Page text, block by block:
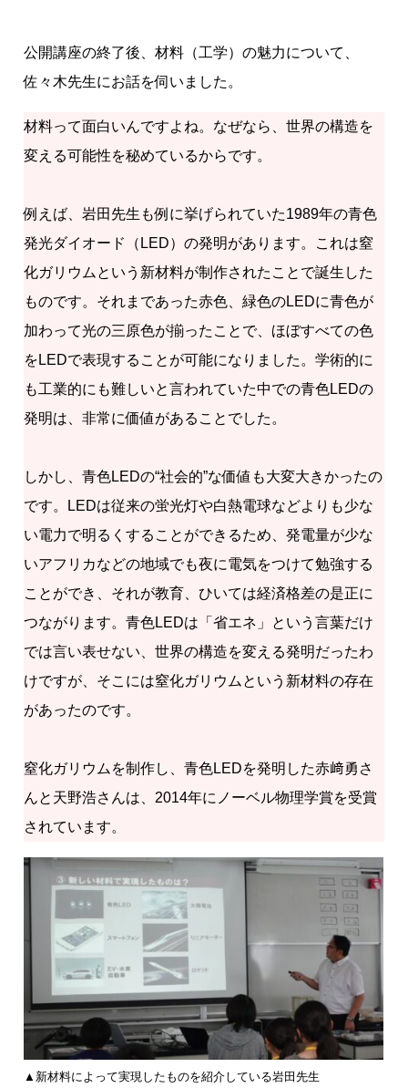
公開講座の終了後、材料（工学）の魅力について、
佐々木先生にお話を伺いました。
材料って面白いんですよね。なぜなら、世界の構造を
変える可能性を秘めているからです。
例えば、岩田先生も例に挙げられていた1989年の青色
発光ダイオード（LED）の発明があります。これは窒
化ガリウムという新材料が制作されたことで誕生した
ものです。それまであった赤色、緑色のLEDに青色が
加わって光の三原色が揃ったことで、ほぼすべての色
をLEDで表現することが可能になりました。学術的に
も工業的にも難しいと言われていた中での青色LEDの
発明は、非常に価値があることでした。
しかし、青色LEDの“社会的”な価値も大変大きかったの
です。LEDは従来の蛍光灯や白熱電球などよりも少な
い電力で明るくすることができるため、発電量が少な
いアフリカなどの地域でも夜に電気をつけて勉強する
ことができ、それが教育、ひいては経済格差の是正に
つながります。青色LEDは「省エネ」という言葉だけ
では言い表せない、世界の構造を変える発明だったわ
けですが、そこには窒化ガリウムという新材料の存在
があったのです。
窒化ガリウムを制作し、青色LEDを発明した赤﨑勇さ
んと天野浩さんは、2014年にノーベル物理学賞を受賞
されています。
▲新材料によって実現したものを紹介している岩田先生